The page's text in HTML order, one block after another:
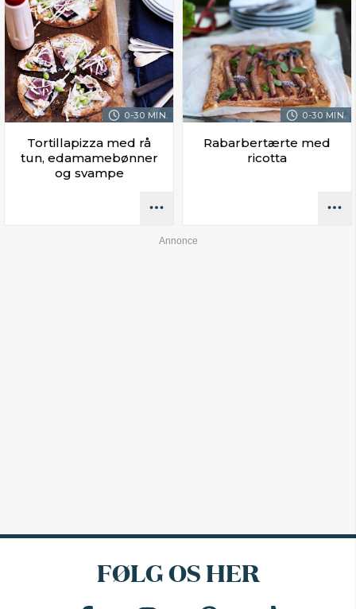
0-30 MIN.
Tortillapizza med rå
tun, edamamebønner
og svampe
0-30 MIN.
Rabarbertærte med
ricotta
FØLG OS HER